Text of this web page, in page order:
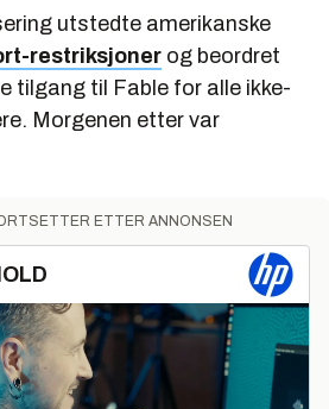
utstedte amerikanske
restriksjoner og beordret
tilgang til Fable for alle ikke-
Morgenen etter var
ETTER ANNONSEN